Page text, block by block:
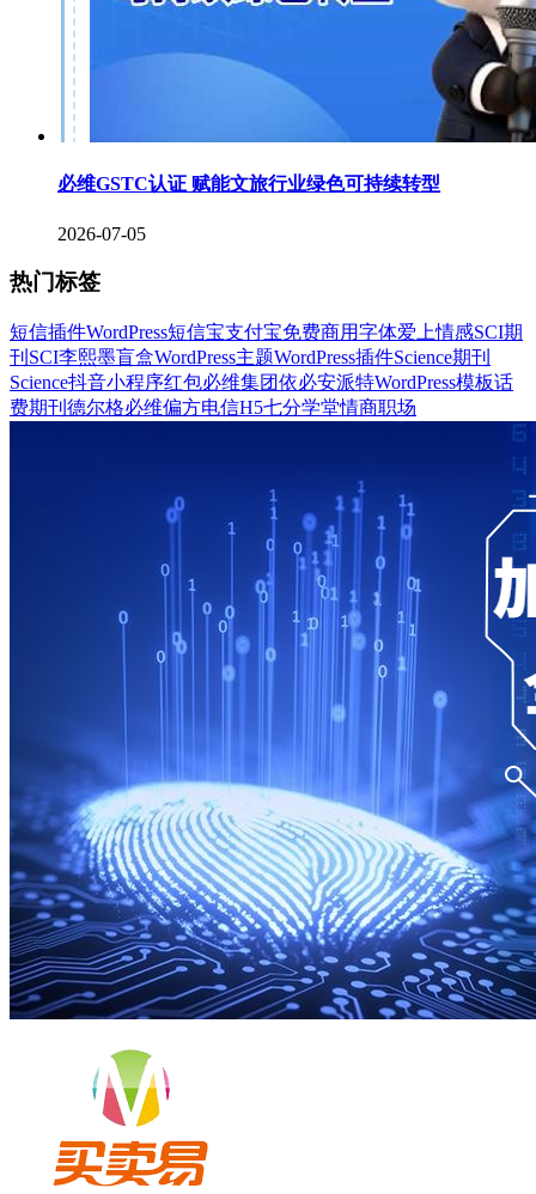
必维GSTC认证 赋能文旅行业绿色可持续转型
2026-07-05
热门标签
短信插件WordPress短信宝支付宝免费商用字体爱上情感SCI期
刊 SCI李熙墨盲盒WordPress主题WordPress插件Science期刊
Science抖音小程序红包必维集团依必安派特WordPress模板话
费期刊 德尔格必维偏方电信H5七分学堂情商职场